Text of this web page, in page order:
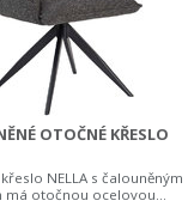
OTOČNÉ KŘESLO
NELLA s čalouněným
má otočnou ocelovou...